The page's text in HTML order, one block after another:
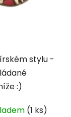
stylu -
:)
(1 ks)